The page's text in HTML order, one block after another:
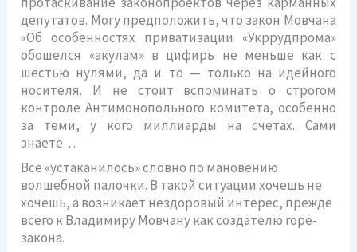
депутатов. Могу предположить, что закон Мовчана
«Об особенностях приватизации «Укррудпрома»
обошелся «акулам» в цифирь не меньше как с
шестью нулями, да и то — только на идейного
носителя. И не стоит вспоминать о строгом
контроле Антимонопольного комитета, особенно
за теми, у кого миллиарды на счетах. Сами
знаете…
Все «устаканилось» словно по мановению
волшебной палочки. В такой ситуации хочешь не
хочешь, а возникает нездоровый интерес, прежде
всего к Владимиру Мовчану как создателю горе-
закона.